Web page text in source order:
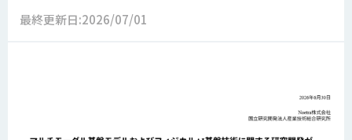
最終更新日:2026/07/01